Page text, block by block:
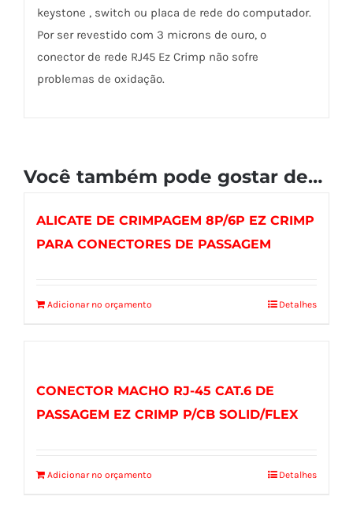
keystone , switch ou placa de rede do computador.
Por ser revestido com 3 microns de ouro, o
conector de rede RJ45 Ez Crimp não sofre
problemas de oxidação.
Você também pode gostar de…
ALICATE DE CRIMPAGEM 8P/6P EZ CRIMP
PARA CONECTORES DE PASSAGEM
Adicionar no orçamento Detalhes
CONECTOR MACHO RJ-45 CAT.6 DE
PASSAGEM EZ CRIMP P/CB SOLID/FLEX
Adicionar no orçamento Detalhes